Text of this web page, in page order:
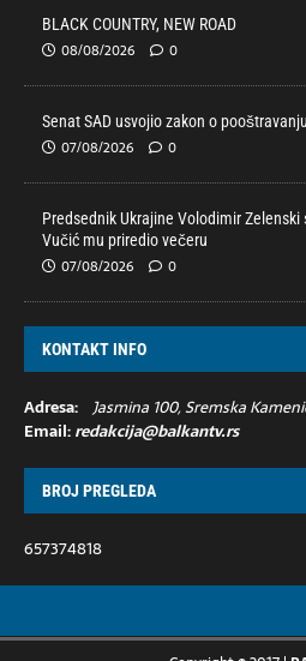
BLACK COUNTRY, NEW ROAD
08/08/2026 0
Senat SAD usvojio zakon o
07/08/2026 0
Predsednik Ukrajine Volodimir
Vučić mu priredio večeru
07/08/2026 0
KONTAKT INFO
Adresa: Jasmina 100, Sremska
Email:redakcija@balkantv.rs
BROJ PREGLEDA
657374818